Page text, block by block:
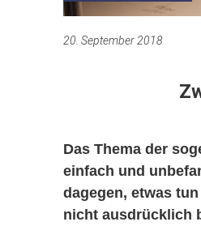
20. September 2018
Das Thema der
einfach und
dagegen, etwas
nicht ausdrücklich